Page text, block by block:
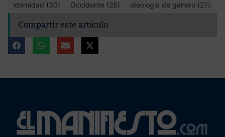
identidad (30)
Occidente (28) ideología de género (27)
Compartir este artículo